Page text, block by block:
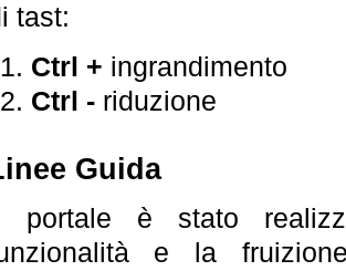
tast:
Ctrl + ingrandimento
Ctrl -riduzione
Guida
portale è stato
e la